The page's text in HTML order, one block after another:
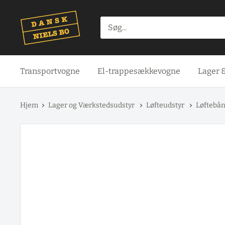
indhold
Transportvogne El-trappesækkevogne Lager
Hjem Lager og Værkstedsudstyr Løfteudstyr